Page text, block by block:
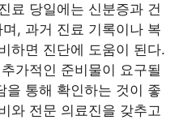
료 당일에는 신분증과 건
, 과거 진료 기록이나 복
하면 진단에 도움이 된다.
가적인 준비물이 요구될
을 통해 확인하는 것이 좋
와 전문 의료진을 갖추고